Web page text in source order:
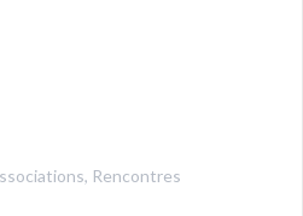
, Rencontres